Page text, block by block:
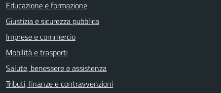
Educazione e formazione
Giustizia e sicurezza pubblica
Imprese e commercio
Mobilità e trasporti
Salute, benessere e assistenza
Tributi, finanze e contravvenzioni